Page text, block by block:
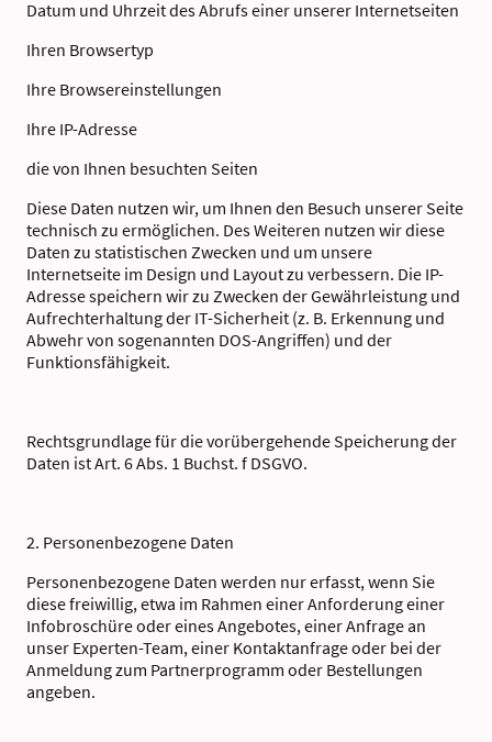
Datum und Uhrzeit des Abrufs einer unserer Internetseiten
Ihren Browsertyp
Ihre Browsereinstellungen
Ihre IP-Adresse
die von Ihnen besuchten Seiten
Diese Daten nutzen wir, um Ihnen den Besuch unserer Seite
technisch zu ermöglichen. Des Weiteren nutzen wir diese
Daten zu statistischen Zwecken und um unsere
Internetseite im Design und Layout zu verbessern. Die IP-
Adresse speichern wir zu Zwecken der Gewährleistung und
Aufrechterhaltung der IT-Sicherheit (z. B. Erkennung und
Abwehr von sogenannten DOS-Angriffen) und der
Funktionsfähigkeit.
Rechtsgrundlage für die vorübergehende Speicherung der
Daten ist Art. 6 Abs. 1 Buchst. f DSGVO.
2. Personenbezogene Daten
Personenbezogene Daten werden nur erfasst, wenn Sie
diese freiwillig, etwa im Rahmen einer Anforderung einer
Infobroschüre oder eines Angebotes, einer Anfrage an
unser Experten-Team, einer Kontaktanfrage oder bei der
Anmeldung zum Partnerprogramm oder Bestellungen
angeben.